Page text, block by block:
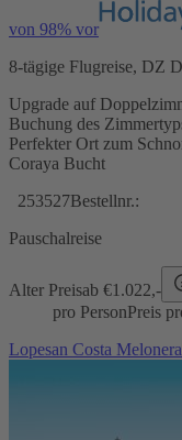
von 98% vor
8-tägige Flugreise, DZ
Upgrade auf
Buchung des
Perfekter Ort zum
Coraya Bucht
253527Bestellnr.:
Pauschalreise
Alter Preisab €1.022,-
pro PersonPreis
Lopesan Costa